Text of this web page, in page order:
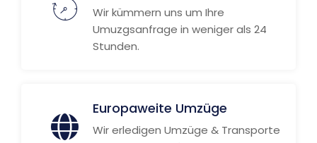
Wir kümmern uns um Ihre
Umuzgsanfrage in weniger als 24
Stunden.
Europaweite Umzüge
Wir erledigen Umzüge & Transporte